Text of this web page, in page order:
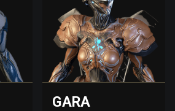
GARA